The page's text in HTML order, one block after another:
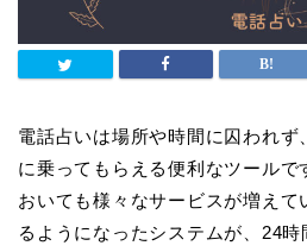
電話占いは場所や時間に囚われず
に乗ってもらえる便利なツールで
おいても様々なサービスが増え
るようになったシステムが、24